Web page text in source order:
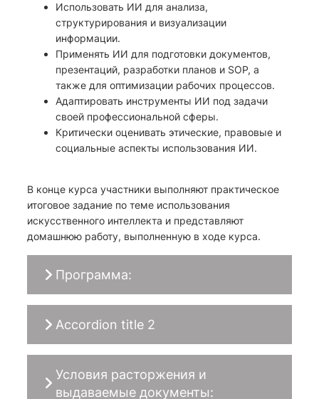
Использовать ИИ для анализа,
структурирования и визуализации
информации.
Применять ИИ для подготовки документов,
презентаций, разработки планов и SOP, а
также для оптимизации рабочих процессов.
Адаптировать инструменты ИИ под задачи
своей профессиональной сферы.
Критически оценивать этические, правовые и
социальные аспекты использования ИИ.
В конце курса участники выполняют практическое
итоговое задание по теме использования
искусственного интеллекта и представляют
домашнюю работу, выполненную в ходе курса.
Программа:
Accordion title 2
Условия расторжения и
выдаваемые документы: